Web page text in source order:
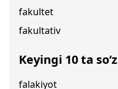
fakultet
fakultativ
Keyingi 10 ta so‘z
falakiyot